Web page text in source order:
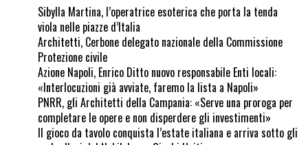
Sibylla Martina, l’operatrice esoterica che porta la tenda
viola nelle piazze d’Italia
Architetti, Cerbone delegato nazionale della Commissione
Protezione civile
Azione Napoli, Enrico Ditto nuovo responsabile Enti locali:
«Interlocuzioni già avviate, faremo la lista a Napoli»
PNRR, gli Architetti della Campania: «Serve una proroga per
completare le opere e non disperdere gli investimenti»
Il gioco da tavolo conquista l’estate italiana e arriva sotto gli